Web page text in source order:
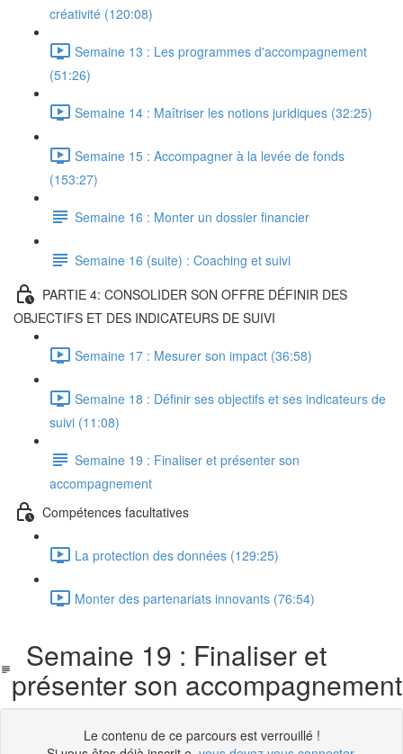
créativité (120:08)
Semaine 13 : Les programmes d'accompagnement
(51:26)
Semaine 14 : Maîtriser les notions juridiques (32:25)
Semaine 15 : Accompagner à la levée de fonds
(153:27)
Semaine 16 : Monter un dossier financier
Semaine 16 (suite) : Coaching et suivi
PARTIE 4: CONSOLIDER SON OFFRE DÉFINIR DES
OBJECTIFS ET DES INDICATEURS DE SUIVI
Semaine 17 : Mesurer son impact (36:58)
Semaine 18 : Définir ses objectifs et ses indicateurs de
suivi (11:08)
Semaine 19 : Finaliser et présenter son
accompagnement
Compétences facultatives
La protection des données (129:25)
Monter des partenariats innovants (76:54)
Semaine 19 : Finaliser et
présenter son accompagnement
Le contenu de ce parcours est verrouillé !